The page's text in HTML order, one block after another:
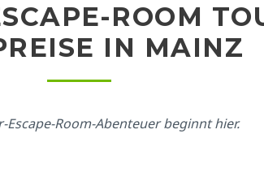
ROOM
IN MAINZ
Escape-Room-Abenteuer beginnt hier.